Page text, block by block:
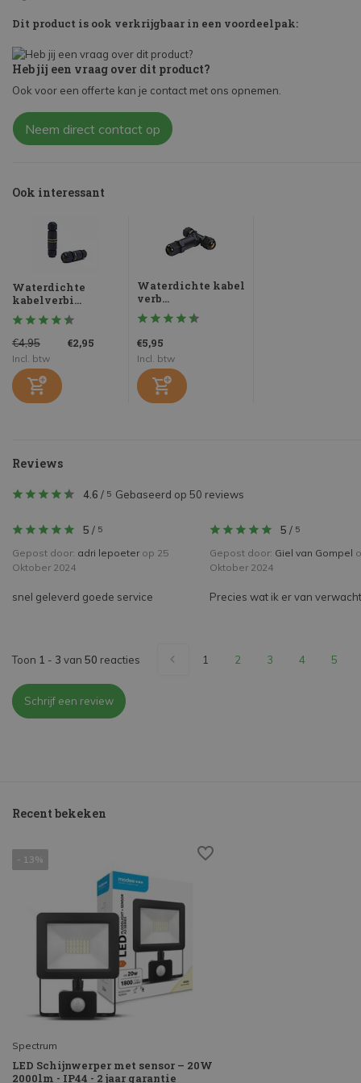
Dit product is ook verkrijgbaar in een voordeelpak:
Heb jij een vraag over dit product?
Ook voor een offerte kan je contact met ons opnemen.
Neem direct contact op
Ook interessant
Waterdichte
kabelverbi...
€4,95 €2,95
Incl. btw
Waterdichte kabel
verb...
€5,95
Incl. btw
Reviews
4.6 / 5 Gebaseerd op 50 reviews
5 / 5
Gepost door: adri lepoeterop 25
Oktober 2024
snel geleverd goede service
5 / 5
Gepost door: Giel van Gompel
Oktober 2024
Precies wat ik er van
Toon 1 - 3 van 50 reacties 1 2 3 4 5
Schrijf een review
Recent bekeken
- 13%
Spectrum
LED Schijnwerper met sensor – 20W
2000lm - IP44 - 2 jaar garantie